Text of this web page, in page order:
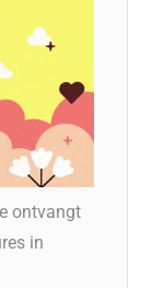
ontvangt
in